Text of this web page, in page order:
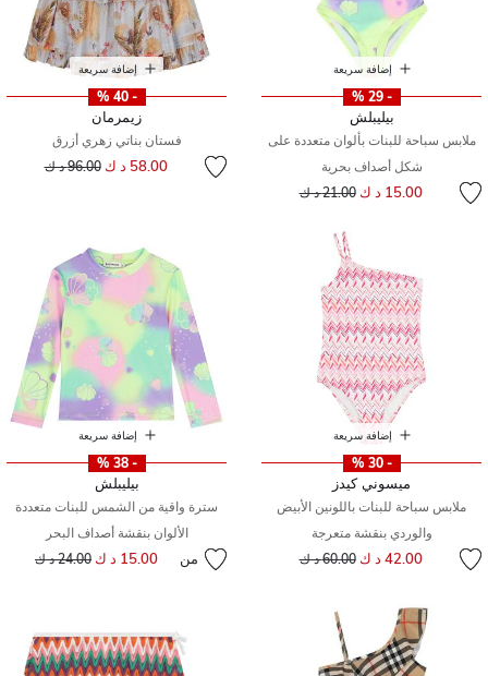
إضافة سريعة
- 29 %
بيليبلش
ملابس سباحة للبنات بألوان متعددة على
شكل أصداف بحرية
15.00 د ك سعر مخفض من
21.00 د ك
إضافة سريعة
- 40 %
زيمرمان
فستان بناتي زهري أزرق
58.00 د ك سعر مخفض من
96.00 د ك إلى
إضافة سريعة
- 30 %
ميسوني كيدز
ملابس سباحة للبنات باللونين الأبيض
والوردي بنقشة متعرجة
42.00 د ك سعر مخفض من
60.00 د ك
إضافة سريعة
- 38 %
بيليبلش
سترة واقية من الشمس للبنات متعددة
الألوان بنقشة أصداف البحر
من 15.00 د ك سعر مخفض من
24.00 د ك إلى